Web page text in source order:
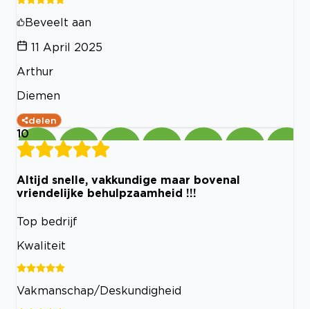
Beveelt aan
11 April 2025
Arthur
Diemen
delen
10
Altijd snelle, vakkundige maar bovenal
vriendelijke behulpzaamheid !!!
Top bedrijf
Kwaliteit
Vakmanschap/Deskundigheid